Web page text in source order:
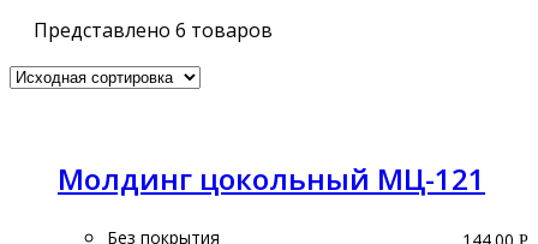
Представлено 6 товаров
Молдинг цокольный МЦ-121
Без покрытия